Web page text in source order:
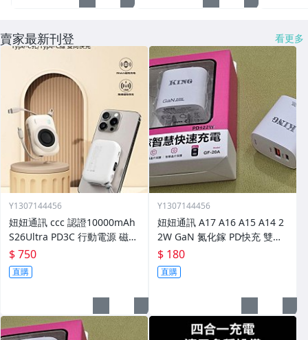
賣家最新刊登 看更多
Y1307144456
妞妞通訊 ccc 認證10000mAh
S26Ultra PD3C 行動電源 磁吸
充電 S26 S25 S24 S26+
$ 750
直購
Y1307144456
妞妞通訊 A17 A16 A15 A14 2
2W GaN 氮化鎵 PD快充 雙充
PD頭 快充線 A26 A25 A52S
$ 180
直購